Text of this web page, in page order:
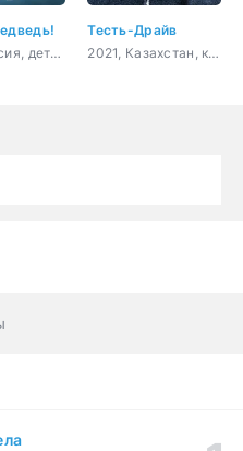
2026, Россия, детский, семейный
Тесть-Драйв
2021, Казахстан, комедия